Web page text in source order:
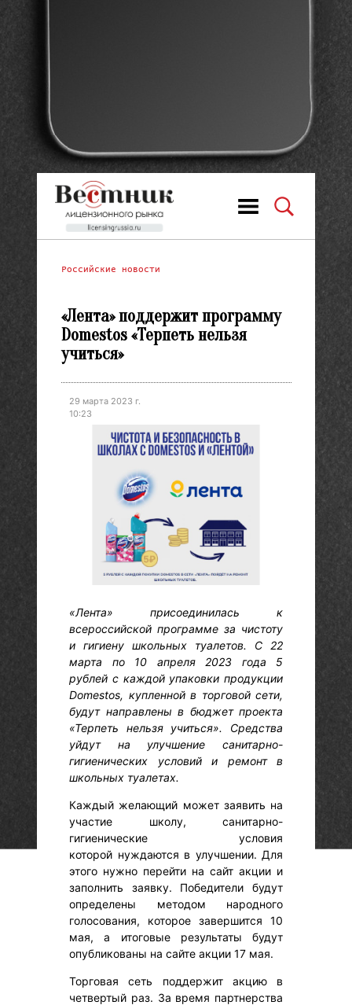
Российские новости
«Лента» поддержит программу
Domestos «Терпеть нельзя
учиться»
29 марта 2023 г.
10:23
«Лента» присоединилась к
всероссийской программе за чистоту
и гигиену школьных туалетов. С 22
марта по 10 апреля 2023 года 5
рублей с каждой упаковки продукции
Domestos, купленной в торговой сети,
будут направлены в бюджет проекта
«Терпеть нельзя учиться». Средства
уйдут на улучшение санитарно-
гигиенических условий и ремонт в
школьных туалетах.
Каждый желающий может заявить на
участие школу, санитарно-
гигиенические условия
которой нуждаются в улучшении. Для
этого нужно перейти на сайт акции и
заполнить заявку. Победители будут
определены методом народного
голосования, которое завершится 10
мая, а итоговые результаты будут
опубликованы на сайте акции 17 мая.
Торговая сеть поддержит акцию в
четвертый раз. За время партнерства